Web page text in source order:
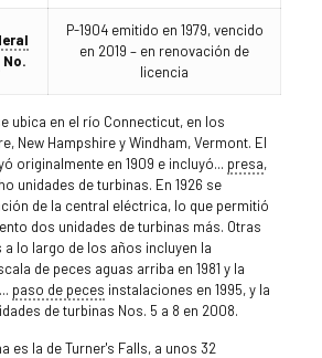
No.
P-1904 emitido en 1979, vencido
en 2019 – en renovación de
licencia
ubica en el río Connecticut, en los
New Hampshire y Windham, Vermont. El
originalmente en 1909 e incluyó... presa,
unidades de turbinas. En 1926 se
de la central eléctrica, lo que permitió
dos unidades de turbinas más. Otras
lo largo de los años incluyen la
de peces aguas arriba en 1981 y la
paso de peces instalaciones en 1995, y la
de turbinas Nos. 5 a 8 en 2008.
es la de Turner's Falls, a unos 32